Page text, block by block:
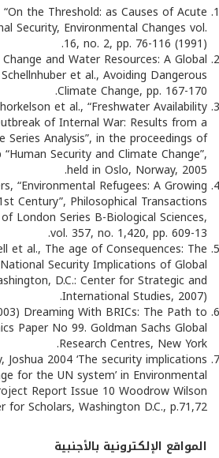
the Threshold: as Causes of Acute
Security, Environmental Changes vol.
16, no. 2, pp. 76-116 (1991).
and Water Resources: A Global
et al., Avoiding Dangerous
Climate Change, pp. 167-170.
et al., “Freshwater Availability
of Internal War: Results from a
Series Analysis”, in the proceedings of
Security and Climate Change”,
held in Oslo, Norway, 2005.
“Environmental Refugees: A Growing
Century”, Philosophical Transactions
London Series B-Biological Sciences,
vol. 357, no. 1,420, pp. 609-13.
et al., The age of Consequences: The
Security Implications of Global
D.C.: Center for Strategic and
International Studies, 2007).
Dreaming With BRICs: The Path to
Paper No 99. Goldman Sachs Global
Research Centres, New York.
Joshua 2004 ‘The security implications
for the UN system’ in Environmental
Report Issue 10 Woodrow Wilson
for Scholars, Washington D.C., p.71,72.
المواقع الإلكترونية بالأجنبية